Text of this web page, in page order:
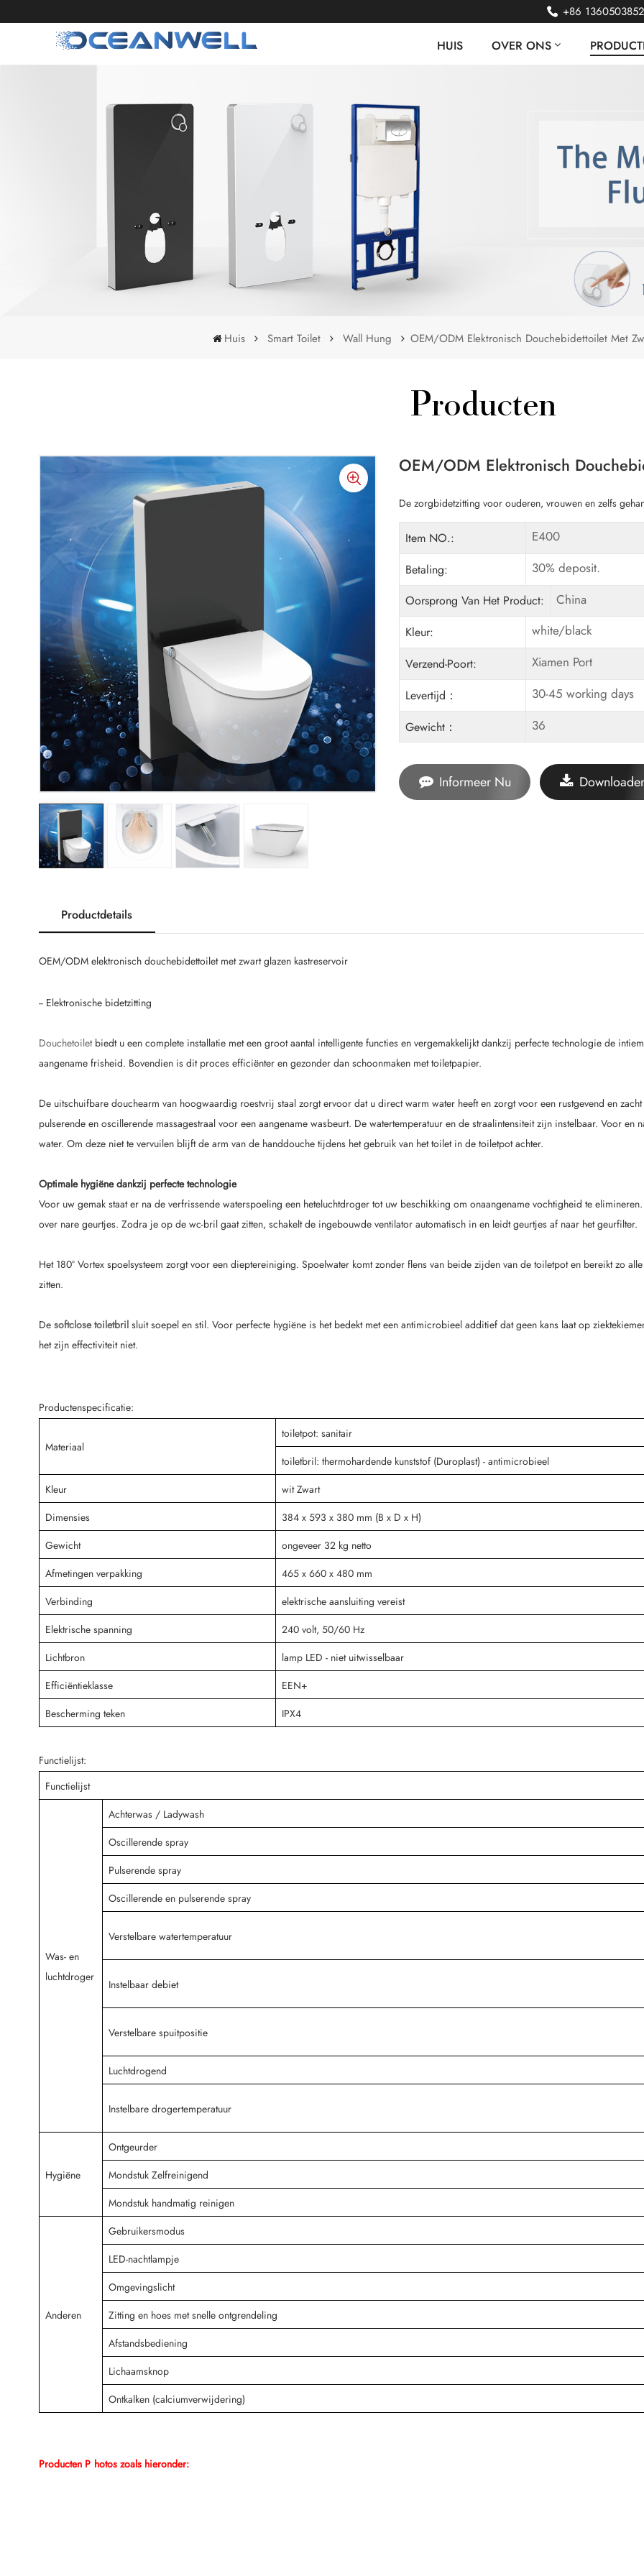
+86
HUIS OVER ONS
Huis Smart Toilet Wall Hung OEM/ODM Elektronisch Douchebidettoilet Met
Producten
OEM/ODM Elektronisch
De zorgbidetzitting voor ouderen, vrouwen en zelfs
Item NO.: E400
Betaling: 30% deposit.
Oorsprong Van Het Product: China
Kleur: white/black
Verzend-Poort: Xiamen Port
Levertijd： 30-45 working days
Gewicht： 36
Informeer Nu
Productdetails
OEM/ODM elektronisch douchebidettoilet met zwart glazen kastreservoir
-- Elektronische bidetzitting
Douchetoiletbiedt u een complete installatie met een groot aantal intelligente functies en vergemakkelijkt dankzij perfecte technologie de
aangename frisheid. Bovendien is dit proces efficiënter en gezonder dan schoonmaken met toiletpapier.
De uitschuifbare douchearm van hoogwaardig roestvrij staal zorgt ervoor dat u direct warm water heeft en zorgt voor een rustgevend en
pulserende en oscillerende massagestraal voor een aangename wasbeurt. De watertemperatuur en de straalintensiteit zijn instelbaar. Voor
water. Om deze niet te vervuilen blijft de arm van de handdouche tijdens het gebruik van het toilet in de toiletpot achter.
Optimale hygiëne dankzij perfecte technologie
Voor uw gemak staat er na de verfrissende waterspoeling een heteluchtdroger tot uw beschikking om onaangename vochtigheid te
over nare geurtjes. Zodra je op de wc-bril gaat zitten, schakelt de ingebouwde ventilator automatisch in en leidt geurtjes af naar het geurfilter.
Het 180° Vortex spoelsysteem zorgt voor een dieptereiniging. Spoelwater komt zonder flens van beide zijden van de toiletpot en bereikt zo
zitten.
De softclose toiletbrilsluit soepel en stil. Voor perfecte hygiëne is het bedekt met een antimicrobieel additief dat geen kans laat op
het zijn effectiviteit niet.
Productenspecificatie:
Materiaal
toiletpot: sanitair
toiletbril: thermohardende kunststof (Duroplast) - antimicrobieel
Kleur
wit Zwart
Dimensies
384 x 593 x 380 mm (B x D x H)
Gewicht
ongeveer 32 kg netto
Afmetingen verpakking
465 x 660 x 480 mm
Verbinding
elektrische aansluiting vereist
Elektrische spanning
240 volt, 50/60 Hz
Lichtbron
lamp LED - niet uitwisselbaar
Efficiëntieklasse
EEN+
Bescherming teken
IPX4
Functielijst:
Functielijst
Was- en
luchtdroger
Achterwas / Ladywash
Oscillerende spray
Pulserende spray
Oscillerende en pulserende spray
Verstelbare watertemperatuur
Instelbaar debiet
Verstelbare spuitpositie
Luchtdrogend
Instelbare drogertemperatuur
Hygiëne
Ontgeurder
Mondstuk Zelfreinigend
Mondstuk handmatig reinigen
Anderen
Gebruikersmodus
LED-nachtlampje
Omgevingslicht
Zitting en hoes met snelle ontgrendeling
Afstandsbediening
Lichaamsknop
Ontkalken (calciumverwijdering)
Producten P hotos zoals hieronder: